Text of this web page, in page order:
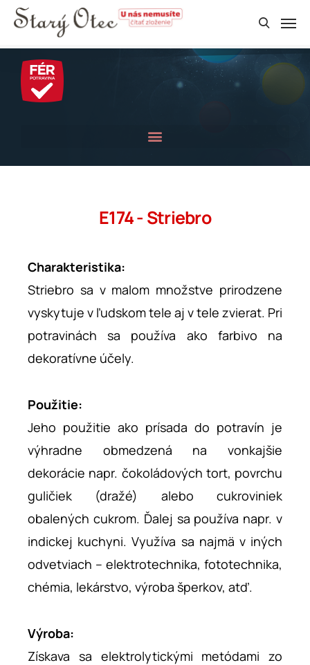
E174 - Striebro
Charakteristika:
Striebro sa v malom množstve prirodzene
vyskytuje v ľudskom tele aj v tele zvierat. Pri
potravinách sa používa ako farbivo na
dekoratívne účely.
Použitie:
Jeho použitie ako prísada do potravín je
výhradne obmedzená na vonkajšie
dekorácie napr. čokoládových tort, povrchu
guličiek (dražé) alebo cukroviniek
obalených cukrom. Ďalej sa používa napr. v
indickej kuchyni. Využíva sa najmä v iných
odvetviach – elektrotechnika, fototechnika,
chémia, lekárstvo, výroba šperkov, atď.
Výroba:
Získava sa elektrolytickými metódami zo